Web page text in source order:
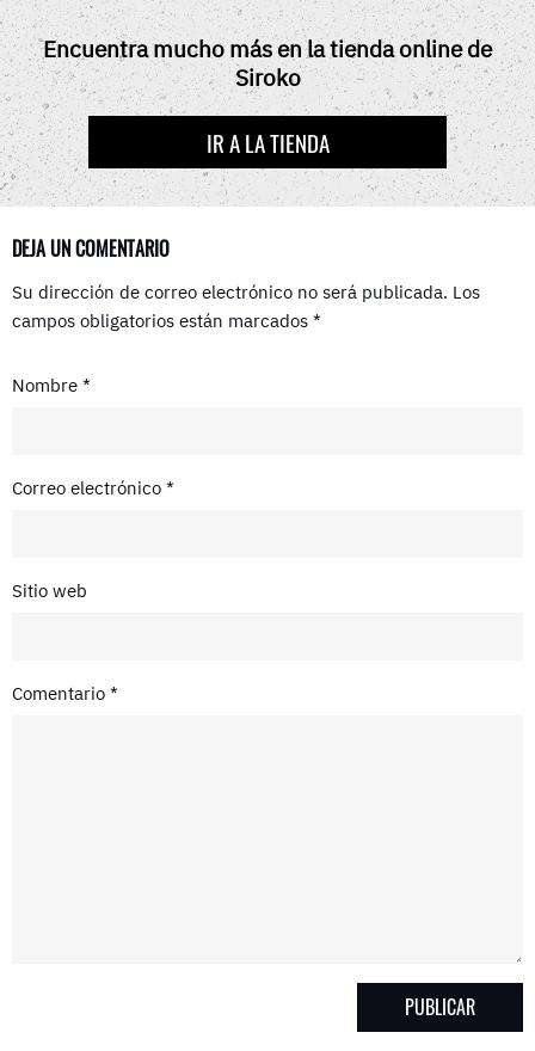
B
O
O
K
I
T
T
E
R
)
E
R
E
S
T
I
T
S
A
P
P
Encuentra mucho más en la tienda online de
Siroko
IR A LA TIENDA
DEJA UN COMENTARIO
Su dirección de correo electrónico no será publicada. Los
campos obligatorios están marcados *
Nombre *
Correo electrónico *
Sitio web
Comentario *